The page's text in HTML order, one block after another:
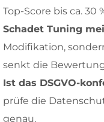
Top-Score bis ca. 30
Schadet Tuning
Modifikation,
senkt die
Ist das DSGVO-
prüfe die
genau.